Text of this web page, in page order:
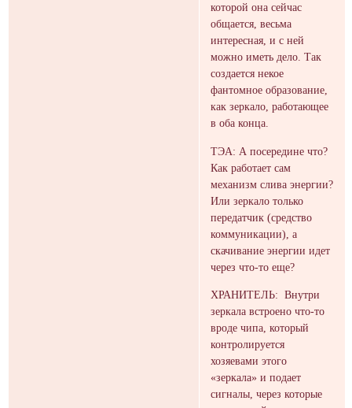
которой она сейчас
общается, весьма
интересная, и с ней
можно иметь дело. Так
создается некое
фантомное образование,
как зеркало, работающее
в оба конца.
ТЭА: А посередине что?
Как работает сам
механизм слива энергии?
Или зеркало только
передатчик (средство
коммуникации), а
скачивание энергии идет
через что-то еще?
ХРАНИТЕЛЬ: Внутри
зеркала встроено что-то
вроде чипа, который
контролируется
хозяевами этого
«зеркала» и подает
сигналы, через которые